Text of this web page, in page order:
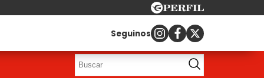
Seguinos